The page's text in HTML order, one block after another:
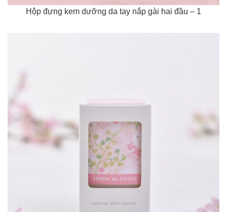
Hộp đựng kem dưỡng da tay nắp gài hai đầu – 1